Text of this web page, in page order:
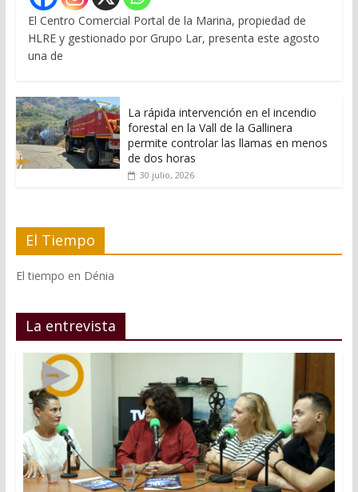
El Centro Comercial Portal de la Marina, propiedad de
HLRE y gestionado por Grupo Lar, presenta este agosto
una de
La rápida intervención en el incendio
forestal en la Vall de la Gallinera
permite controlar las llamas en menos
de dos horas
30 julio, 2026
El Tiempo
El tiempo en Dénia
La entrevista